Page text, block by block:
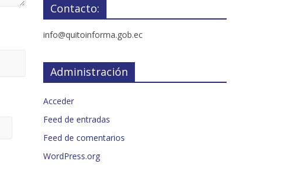
Contacto:
info@quitoinforma.gob.ec
Administración
Acceder
Feed de entradas
Feed de comentarios
WordPress.org